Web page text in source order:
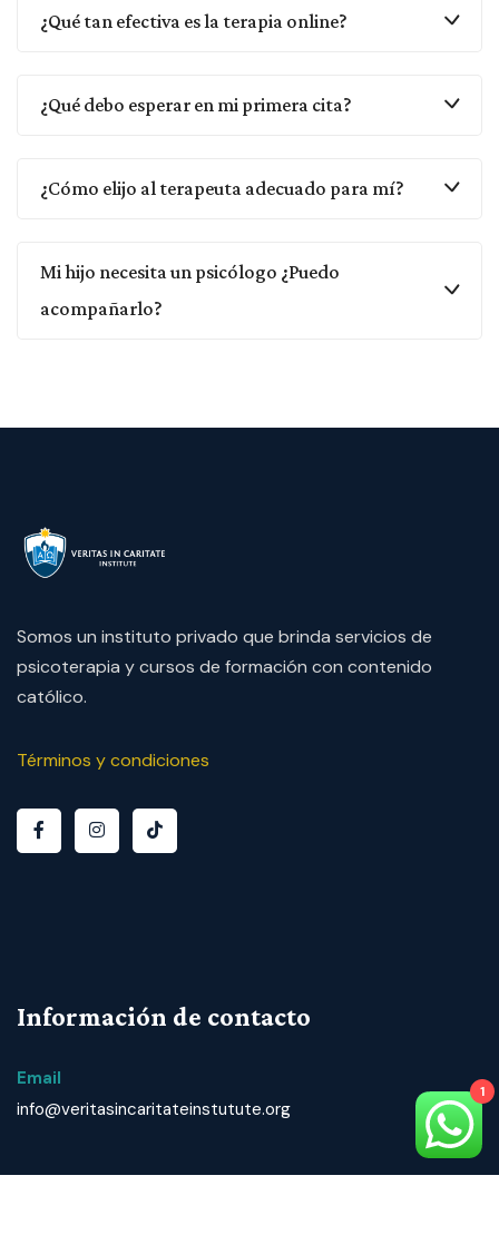
¿Qué tan efectiva es la terapia online?
¿Qué debo esperar en mi primera cita?
¿Cómo elijo al terapeuta adecuado para mí?
Mi hijo necesita un psicólogo ¿Puedo
acompañarlo?
Somos un instituto privado que brinda servicios de
psicoterapia y cursos de formación con contenido
católico.
Términos y condiciones
Información de contacto
Email
info@veritasincaritateinstutute.org
1